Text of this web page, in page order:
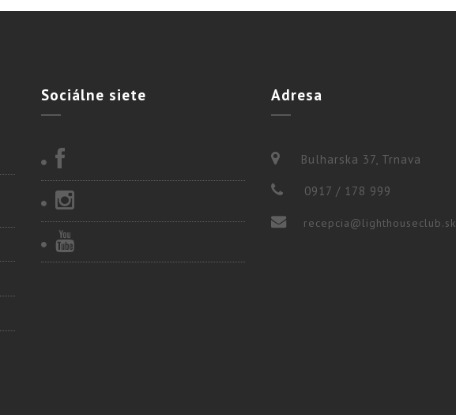
Sociálne siete Adresa
Bulharska 37, Trnava
0917 / 178 999
recepcia@lighthouseclub.sk